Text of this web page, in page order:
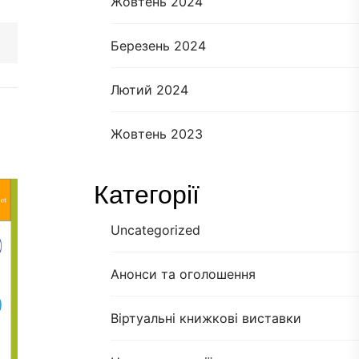
Березень 2024
Лютий 2024
Жовтень 2023
Категорії
Uncategorized
Анонси та оголошення
Віртуальні книжкові виставки